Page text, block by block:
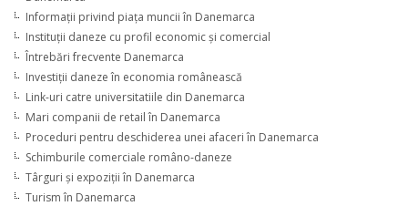
Informaţii privind piaţa muncii în Danemarca
Instituţii daneze cu profil economic şi comercial
Întrebări frecvente Danemarca
Investiţii daneze în economia românească
Link-uri catre universitatiile din Danemarca
Mari companii de retail în Danemarca
Proceduri pentru deschiderea unei afaceri în Danemarca
Schimburile comerciale româno-daneze
Târguri şi expoziţii în Danemarca
Turism în Danemarca